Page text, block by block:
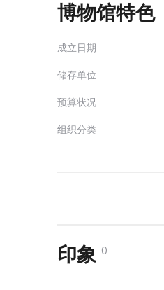
博物馆特色
成立日期
储存单位
预算状况
组织分类
印象 0